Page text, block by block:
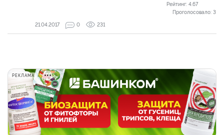
Рейтинг: 4.67
Проголосовало: 3
21.04.2017
0 231
РЕКЛАМА